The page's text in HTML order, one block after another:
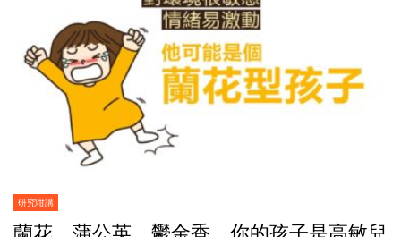
研究咁講